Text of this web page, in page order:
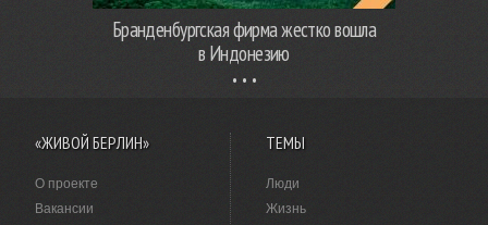
Бранденбургская фирма жестко вошла
в Индонезию
«ЖИВОЙ БЕРЛИН»
О проекте
Вакансии
ТЕМЫ
Люди
Жизнь